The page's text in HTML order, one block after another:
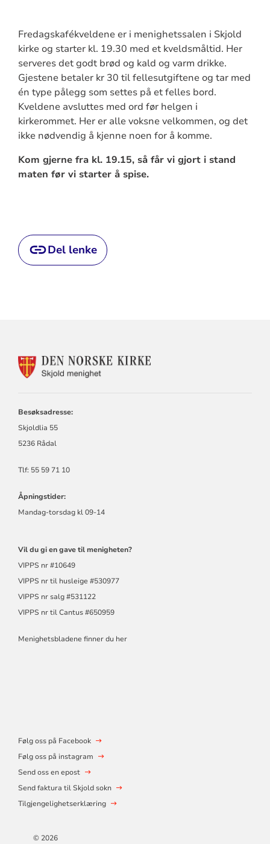
Fredagskafékveldene er i menighetssalen i Skjold
kirke og starter kl. 19.30 med et kveldsmåltid. Her
serveres det godt brød og kald og varm drikke.
Gjestene betaler kr 30 til fellesutgiftene og tar med
én type pålegg som settes på et felles bord.
Kveldene avsluttes med ord før helgen i
kirkerommet. Her er alle voksne velkommen, og det
ikke nødvendig å kjenne noen for å komme.
Kom gjerne fra kl. 19.15, så får vi gjort i stand
maten før vi starter å spise.
Del lenke
KONTAKTINFORMASJON
Besøksadresse:
Skjoldlia 55
5236 Rådal
Tlf: 55 59 71 10
Åpningstider:
Mandag-torsdag kl 09-14
Vil du gi en gave til menigheten?
VIPPS nr #10649
VIPPS nr til husleige #530977
VIPPS nr salg #531122
VIPPS nr til Cantus #650959
Menighetsbladene finner du her
Følg oss på Facebook
Følg oss på instagram
Send oss en epost
Send faktura til Skjold sokn
Tilgjengelighetserklæring
© 2026